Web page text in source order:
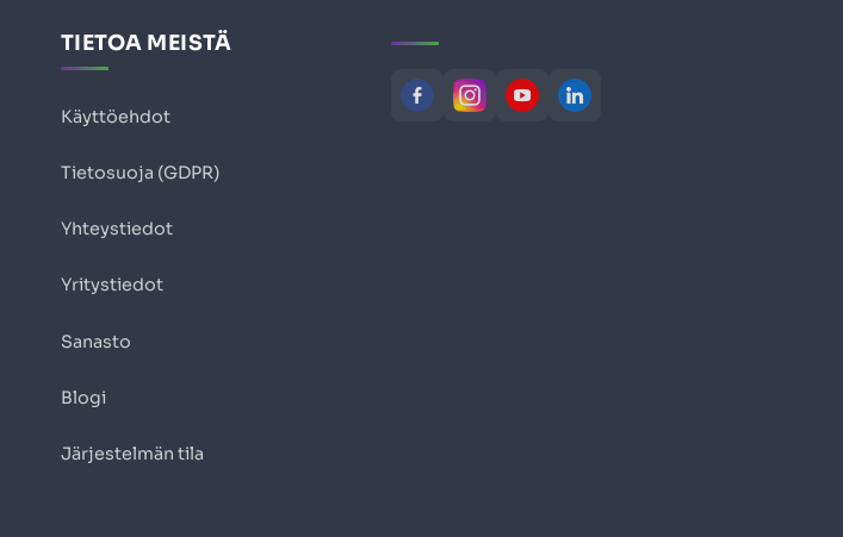
TIETOA MEISTÄ
Käyttöehdot
Tietosuoja (GDPR)
Yhteystiedot
Yritystiedot
Sanasto
Blogi
Järjestelmän tila